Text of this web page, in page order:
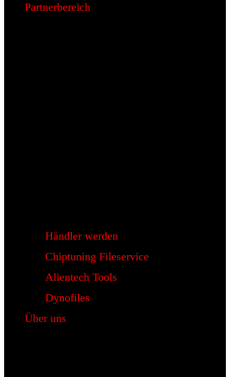
Partnerbereich
Händler werden
Chiptuning Fileservice
Alientech Tools
Dynofiles
Über uns